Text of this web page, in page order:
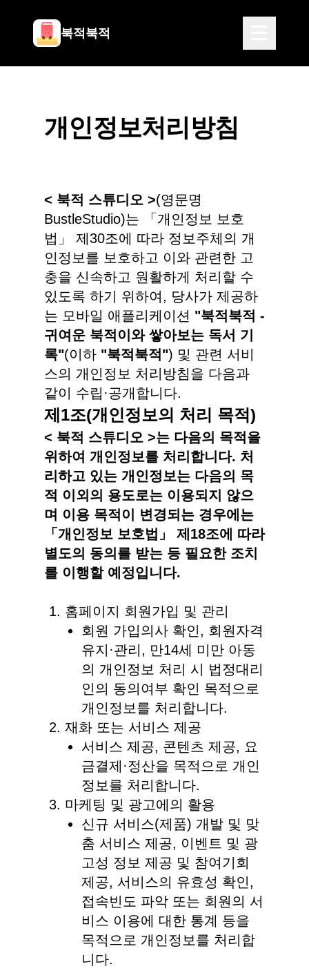
북적북적
개인정보처리방침
< 북적 스튜디오 >(영문명
BustleStudio)는 「개인정보 보호
법」 제30조에 따라 정보주체의 개
인정보를 보호하고 이와 관련한 고
충을 신속하고 원활하게 처리할 수
있도록 하기 위하여, 당사가 제공하
는 모바일 애플리케이션 "북적북적 -
귀여운 북적이와 쌓아보는 독서 기
록"(이하 "북적북적") 및 관련 서비
스의 개인정보 처리방침을 다음과
같이 수립·공개합니다.
제1조(개인정보의 처리 목적)
< 북적 스튜디오 >는 다음의 목적을
위하여 개인정보를 처리합니다. 처
리하고 있는 개인정보는 다음의 목
적 이외의 용도로는 이용되지 않으
며 이용 목적이 변경되는 경우에는
「개인정보 보호법」 제18조에 따라
별도의 동의를 받는 등 필요한 조치
를 이행할 예정입니다.
홈페이지 회원가입 및 관리
회원 가입의사 확인, 회원자격
유지·관리, 만14세 미만 아동
의 개인정보 처리 시 법정대리
인의 동의여부 확인 목적으로
개인정보를 처리합니다.
재화 또는 서비스 제공
서비스 제공, 콘텐츠 제공, 요
금결제·정산을 목적으로 개인
정보를 처리합니다.
마케팅 및 광고에의 활용
신규 서비스(제품) 개발 및 맞
춤 서비스 제공, 이벤트 및 광
고성 정보 제공 및 참여기회
제공, 서비스의 유효성 확인,
접속빈도 파악 또는 회원의 서
비스 이용에 대한 통계 등을
목적으로 개인정보를 처리합
니다.